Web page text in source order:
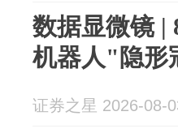
数据显微镜 |
机器人"隐形
证券之星 2026-08-